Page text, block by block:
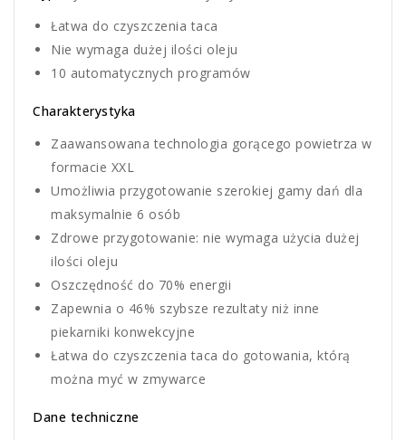
Łatwa do czyszczenia taca
Nie wymaga dużej ilości oleju
10 automatycznych programów
Charakterystyka
Zaawansowana technologia gorącego powietrza w
formacie XXL
Umożliwia przygotowanie szerokiej gamy dań dla
maksymalnie 6 osób
Zdrowe przygotowanie: nie wymaga użycia dużej
ilości oleju
Oszczędność do 70% energii
Zapewnia o 46% szybsze rezultaty niż inne
piekarniki konwekcyjne
Łatwa do czyszczenia taca do gotowania, którą
można myć w zmywarce
Dane techniczne